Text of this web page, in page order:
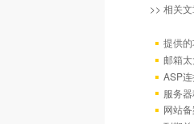
>> 相关
提供
邮箱
ASP
服务
网站